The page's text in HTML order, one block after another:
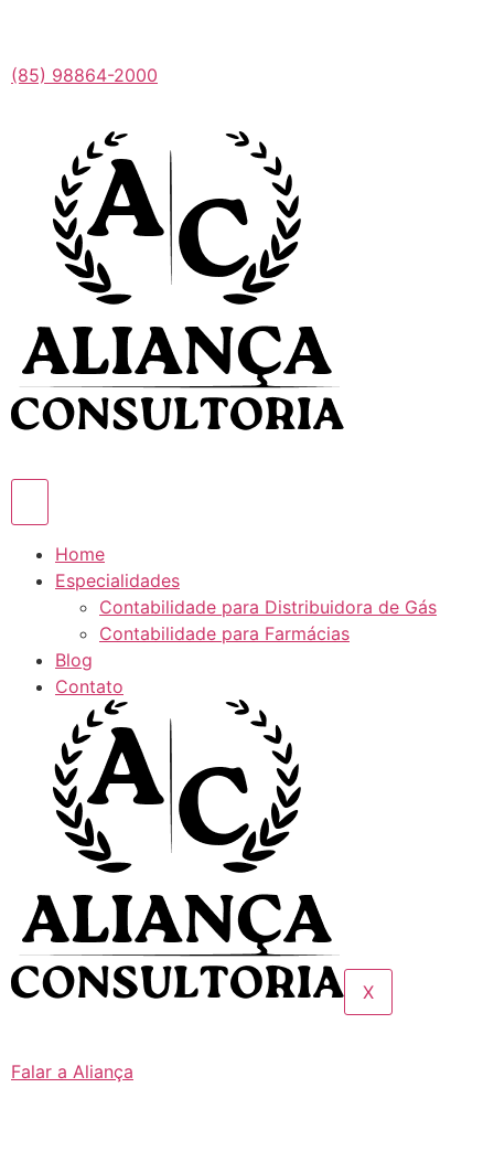
(85) 98864-2000
Home
Especialidades
Contabilidade para Distribuidora de Gás
Contabilidade para Farmácias
Blog
Contato
X
Falar a Aliança